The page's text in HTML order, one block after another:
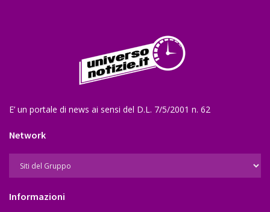
E’ un portale di news ai sensi del D.L. 7/5/2001 n. 62
Network
Informazioni